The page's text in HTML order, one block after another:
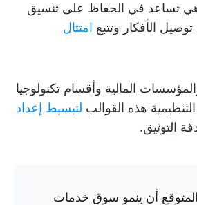
تساعد في الحفاظ على تنسيق
الأفكار وتتبع امتثال
المالية وأقسام تكنولوجيا
هذه القوالب لتبسيط إعداد
التوثيق.
أن ينمو سوق خدمات